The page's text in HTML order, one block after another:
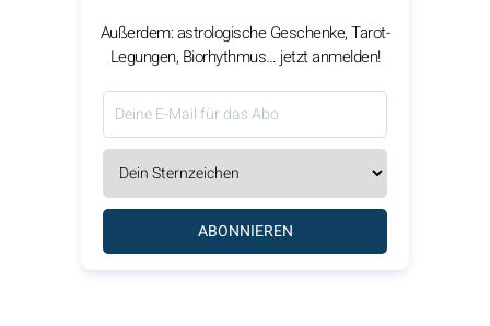
Außerdem: astrologische Geschenke, Tarot-
Legungen, Biorhythmus… jetzt anmelden!
ABONNIEREN